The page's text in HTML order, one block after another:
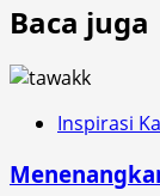
Baca juga
Inspirasi